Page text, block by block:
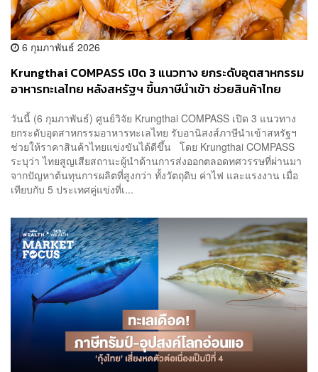
6 กุมภาพันธ์ 2026
Krungthai COMPASS เปิด 3 แนวทาง ยกระดับอุตสาหกรรม
อาหารทะเลไทย หลังสหรัฐฯ ขึ้นภาษีนำเข้า ช่วยสินค้าไทย
วันนี้ (6 กุมภาพันธ์) ศูนย์วิจัย Krungthai COMPASS เปิด 3 แนวทาง
ยกระดับอุตสาหกรรมอาหารทะเลไทย รับอานิสงส์ภาษีนำเข้าสหรัฐฯ
ช่วยให้ราคาสินค้าไทยแข่งขันได้ดีขึ้น โดย Krungthai COMPASS
ระบุว่า ไทยสูญเสียสถานะผู้นำด้านการส่งออกตลอดทศวรรษที่ผ่านมา
จากปัญหาต้นทุนการผลิตที่สูงกว่า ทั้งวัตถุดิบ ค่าไฟ และแรงงาน เมื่อ
เทียบกับ 5 ประเทศคู่แข่งที่เ...